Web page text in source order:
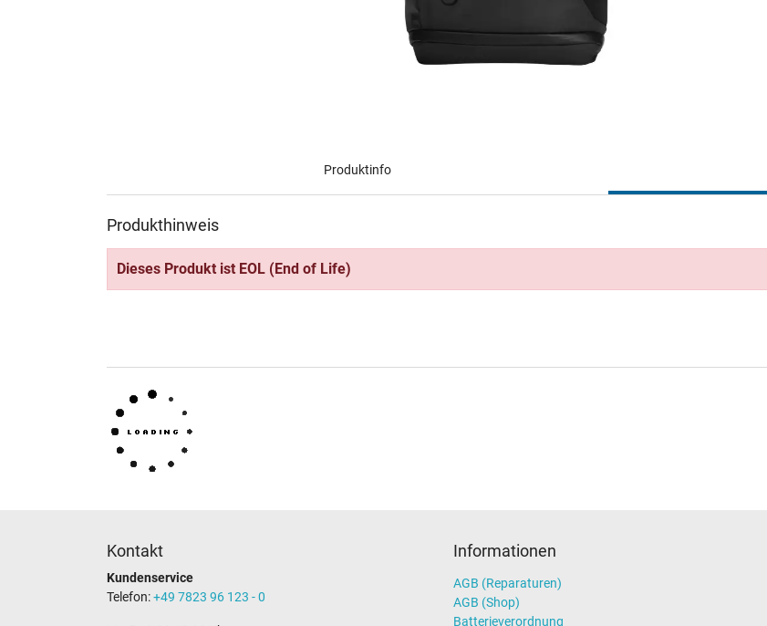
Produktinfo
Produkthinweis
Dieses Produkt ist EOL (End of Life)
Kontakt
Kundenservice
Telefon:+49 7823 96 123 - 0
Informationen
AGB (Reparaturen)
AGB (Shop)
Batterieverordnung